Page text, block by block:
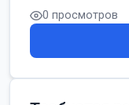
0 просмотров